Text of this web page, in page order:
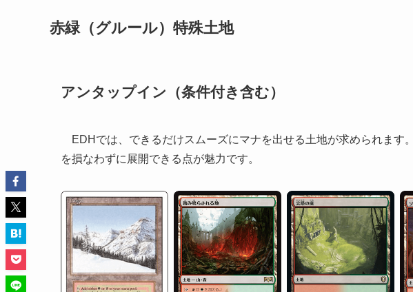
赤緑（グルール）特殊土地
アンタップイン（条件付き含む）
EDHでは、できるだけスムーズにマナを出せる土地が求められます
を損なわずに展開できる点が魅力です。